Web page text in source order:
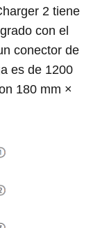
2 tiene
con el
conector de
es de 1200
180 mm ×